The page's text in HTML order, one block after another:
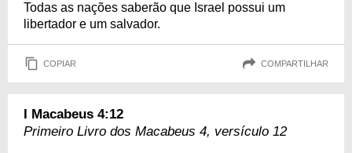
Todas as nações saberão que Israel possui um
libertador e um salvador.
COPIAR COMPARTILHAR
I Macabeus 4:12
Primeiro Livro dos Macabeus 4, versículo 12